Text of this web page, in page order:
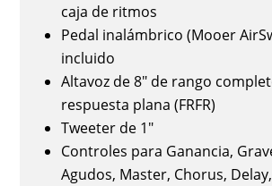
caja de ritmos
Pedal inalámbrico (Mooer
incluido
Altavoz de 8" de rango
respuesta plana (FRFR)
Tweeter de 1"
Controles para Ganancia,
Agudos, Master, Chorus,